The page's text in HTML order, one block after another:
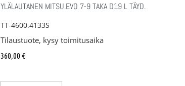
YLÄLAUTANEN MITSU.EVO 7-9 TAKA D19 L TÄYD.
TT-4600.4133S
Tilaustuote, kysy toimitusaika
360,00 €